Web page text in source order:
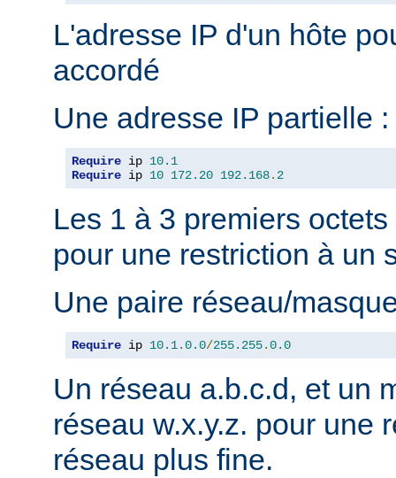
L'adresse IP d'un hôte
accordé
Une adresse IP partielle :
Require ip 10.1
Require ip 10 172.20 192.168. 2
Les 1 à 3 premiers
pour une restriction à un
Une paire réseau/
Require ip 10.1.0.0/255.255.0.0
Un réseau a.b.c.d, et un
réseau w.x.y.z. pour une
réseau plus fine.